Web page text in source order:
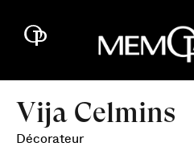
Vija Celmins
Décorateur